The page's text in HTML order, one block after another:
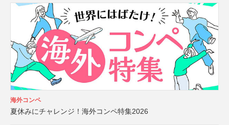
海外コンペ
夏休みにチャレンジ！海外コンペ特集2026